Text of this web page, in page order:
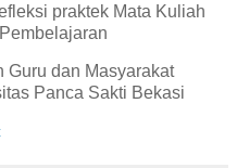
praktek Mata Kuliah
Guru dan Masyarakat
Panca Sakti Bekasi